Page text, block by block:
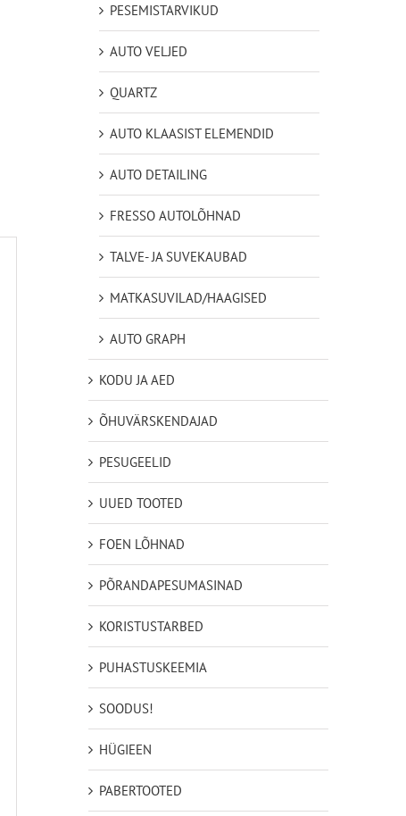
PESEMISTARVIKUD
AUTO VELJED
QUARTZ
AUTO KLAASIST ELEMENDID
AUTO DETAILING
FRESSO AUTOLÕHNAD
TALVE- JA SUVEKAUBAD
MATKASUVILAD/HAAGISED
AUTO GRAPH
KODU JA AED
ÕHUVÄRSKENDAJAD
PESUGEELID
UUED TOOTED
FOEN LÕHNAD
PÕRANDAPESUMASINAD
KORISTUSTARBED
PUHASTUSKEEMIA
SOODUS!
HÜGIEEN
PABERTOOTED